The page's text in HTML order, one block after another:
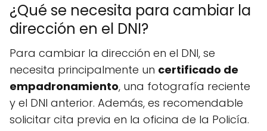
¿Qué se necesita para cambiar la
dirección en el DNI?
Para cambiar la dirección en el DNI, se
necesita principalmente un certificado de
empadronamiento, una fotografía reciente
y el DNI anterior. Además, es recomendable
solicitar cita previa en la oficina de la Policía.